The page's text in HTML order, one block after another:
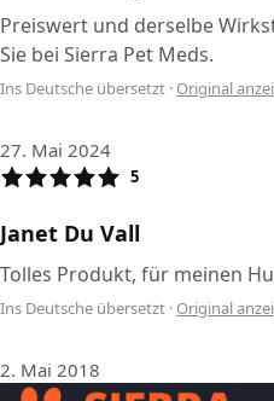
Preiswert und derselbe
Sie bei Sierra Pet Meds.
Ins Deutsche übersetzt · Original
27. Mai 2024
5
Janet Du Vall
Tolles Produkt, für meinen
Ins Deutsche übersetzt · Original
2. Mai 2018